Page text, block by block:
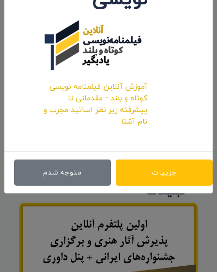
تبلیغات رزرو و تعرفه
آموزش آنلاین فیلمنامه نویسی
کوتاه و بلند - مقدماتی تا
پیشرفته زیر نظر اساتید مجرب و
نام آشنا
جزییات متوجه شدم